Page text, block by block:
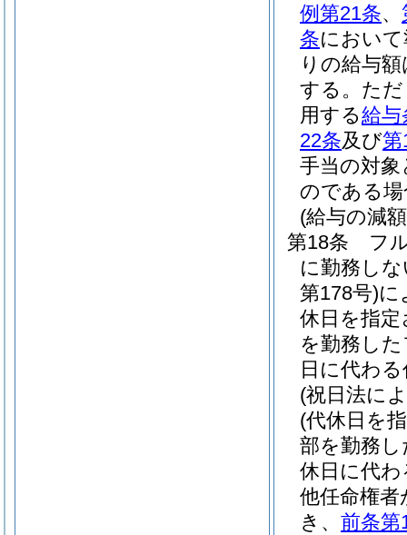
例第21条、
条におい
りの給与
する。 た
用する給与
22条及び第
手当の対
のである
(給与の減
第18条
フ
に勤務し
第178号)に
休日を指
を勤務し
日に代わ
(祝日法に
(代休日を
部を勤務
休日に代わ
他任命権
き、 前条第